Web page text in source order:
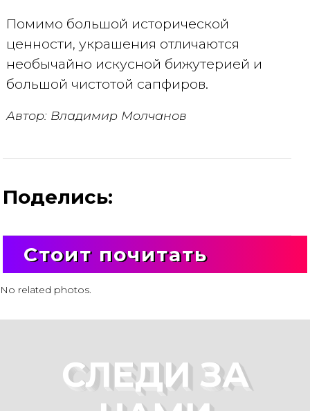
Помимо большой исторической
ценности, украшения отличаются
необычайно искусной бижутерией и
большой чистотой сапфиров.
Автор: Владимир Молчанов
Поделись:
Стоит почитать
No related photos.
СЛЕДИ ЗА